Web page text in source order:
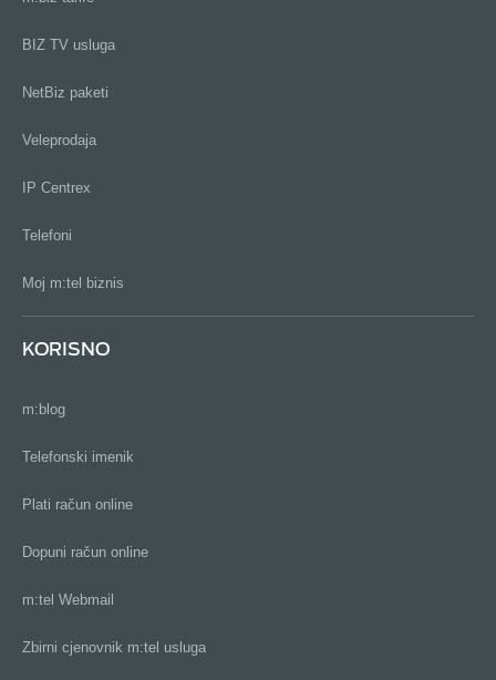
BIZ TV usluga
NetBiz paketi
Veleprodaja
IP Centrex
Telefoni
Moj m:tel biznis
KORISNO
m:blog
Telefonski imenik
Plati račun online
Dopuni račun online
m:tel Webmail
Zbirni cjenovnik m:tel usluga